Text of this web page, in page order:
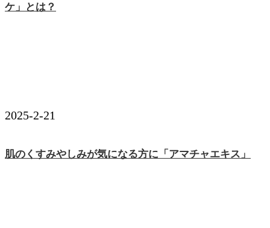
ケ」とは？
2025-2-21
肌のくすみやしみが気になる方に「アマチャエキス」